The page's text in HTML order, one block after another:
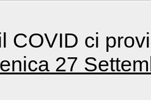
COVID ci
27